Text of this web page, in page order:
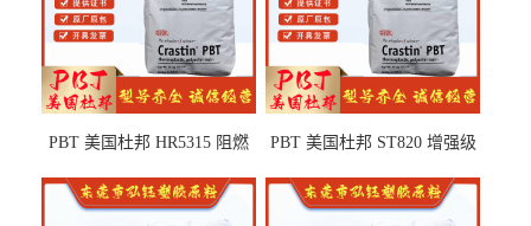
PBT 美国杜邦 HR5315 阻燃
部件
PBT 美国杜邦 ST820 增强级